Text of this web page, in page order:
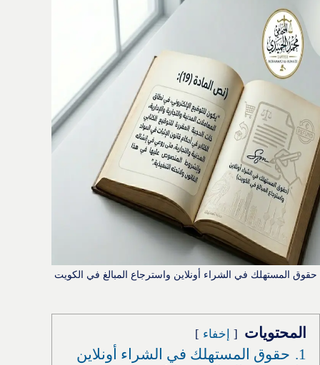
حقوق المستهلك في الشراء أونلاين واسترجاع المبالغ في الكويت
المحتويات إخفاء
1.
حقوق المستهلك في الشراء أونلاين